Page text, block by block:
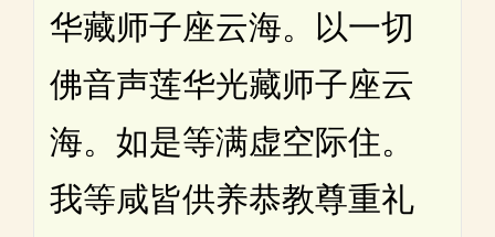
华藏师子座云海。以一切
佛音声莲华光藏师子座云
海。如是等满虚空际住。
我等咸皆供养恭教尊重礼